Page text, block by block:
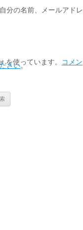
分の名前、メールアドレ
を使っています。 コメン
さい。